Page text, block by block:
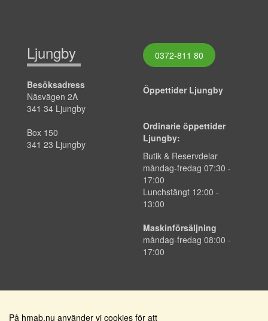
Ljungby
Besöksadress
Näsvägen 2A
341 34 Ljungby
Box 150
341 23 Ljungby
0372-811 80
Öppettider Ljungby
Ordinarie öppettider
Ljungby:
Butik & Reservdelar
måndag-fredag 07:30 -
17:00
Lunchstängt 12:00 -
13:00
Maskinförsäljning
måndag-fredag 08:00 -
17:00
På hmab.nu använder vi cookies för att